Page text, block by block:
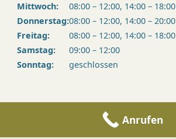
Mittwoch:
08:00 – 12:00, 14:00 – 18:00
Donnerstag:08:00 – 12:00, 14:00 – 20:00
Freitag:
08:00 – 12:00, 14:00 – 18:00
Samstag:
09:00 – 12:00
Sonntag:
geschlossen
Anrufen